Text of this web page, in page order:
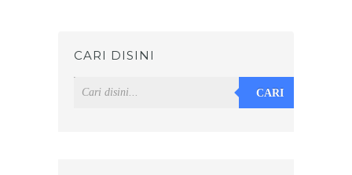
CARI DISINI
CARI